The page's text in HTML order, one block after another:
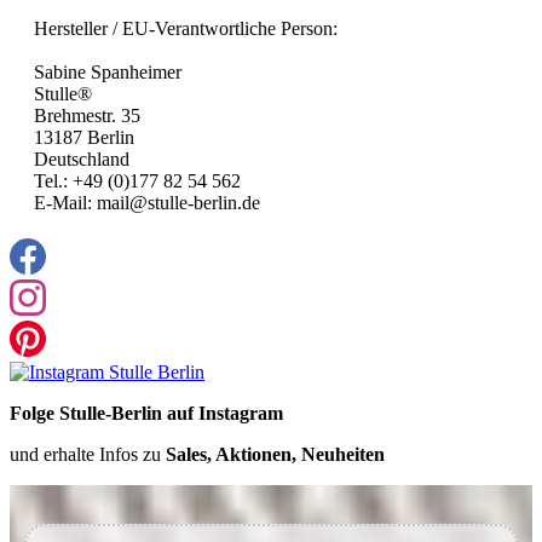
Hersteller / EU-Verantwortliche Person:
Sabine Spanheimer
Stulle®
Brehmestr. 35
13187 Berlin
Deutschland
Tel.: +49 (0)177 82 54 562
E-Mail: mail@stulle-berlin.de
Folge Stulle-Berlin auf Instagram
und erhalte Infos zu Sales, Aktionen, Neuheiten